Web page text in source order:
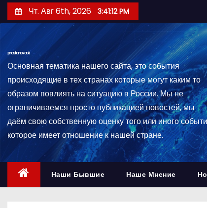
е
й
ж
Чт. Авг 6th, 2026 3:41:13 PM
prostonovosti
Основная тематика нашего сайта, это события
происходящие в тех странах которые могут каким то
образом повлиять на ситуацию в России. Мы не
ограничиваемся просто публикацией новостей, мы
даём свою собственную оценку того или иного
которое имеет отношение к нашей стране.
Наши Бывшие Наше Мнение